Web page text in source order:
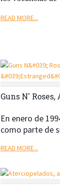
READ MORE...
Guns N'
En enero de
como parte de
READ MORE...